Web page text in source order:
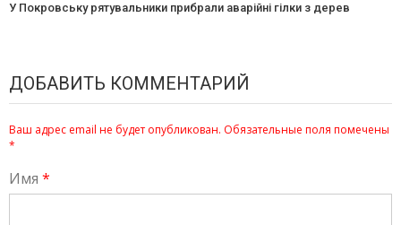
У Покровську рятувальники прибрали аварійні гілки з дерев
ДОБАВИТЬ КОММЕНТАРИЙ
Ваш адрес email не будет опубликован. Обязательные поля помечены
*
Имя *